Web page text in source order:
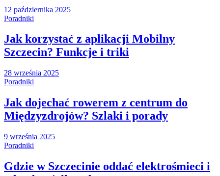
12 października 2025
Poradniki
Jak korzystać z aplikacji Mobilny
Szczecin? Funkcje i triki
28 września 2025
Poradniki
Jak dojechać rowerem z centrum do
Międzyzdrojów? Szlaki i porady
9 września 2025
Poradniki
Gdzie w Szczecinie oddać elektrośmieci i